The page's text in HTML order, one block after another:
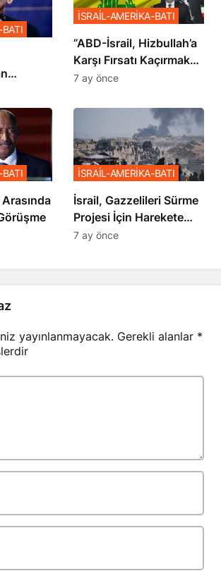
BATI
​​​​​​​”ABD-İsrail, Hizbullah’a
Karşı Fırsatı Kaçırmak
İstemiyor”
İSRAİL-AMERİKA-BATI
7 ay önce
BATI
İsrail, Gazzelileri Sürme
Projesi İçin Harekete
Geçti
İSRAİL-AMERİKA-BATI
7 ay önce
yayınlanmayacak. Gerekli alanlar *